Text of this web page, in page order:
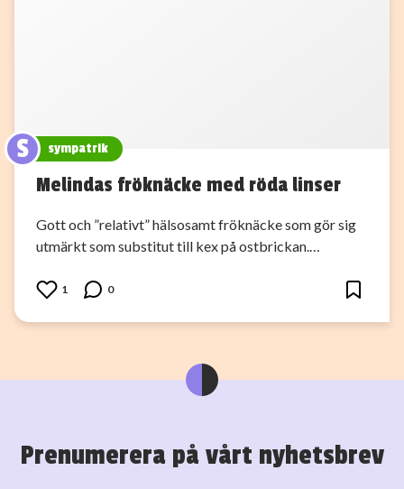
S sympatrik
Melindas fröknäcke med röda linser
Gott och ”relativt” hälsosamt fröknäcke som gör sig
utmärkt som substitut till kex på ostbrickan.…
1 0
Prenumerera på vårt nyhetsbrev